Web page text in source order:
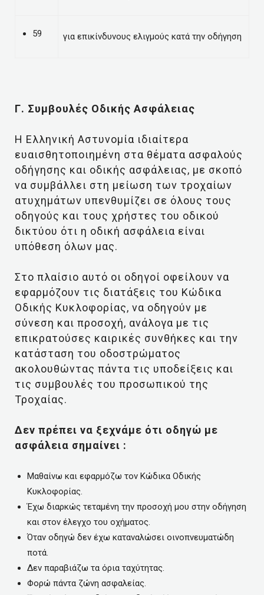
59 για επικίνδυνους ελιγμούς κατά την οδήγηση
Γ. Συμβουλές Οδικής Ασφάλειας
Η Ελληνική Αστυνομία ιδιαίτερα
ευαισθητοποιημένη στα θέματα ασφαλούς
οδήγησης και οδικής ασφάλειας, με σκοπό
να συμβάλλει στη μείωση των τροχαίων
ατυχημάτων υπενθυμίζει σε όλους τους
οδηγούς και τους χρήστες του οδικού
δικτύου ότι η οδική ασφάλεια είναι
υπόθεση όλων μας.
Στο πλαίσιο αυτό οι οδηγοί οφείλουν να
εφαρμόζουν τις διατάξεις του Κώδικα
Οδικής Κυκλοφορίας, να οδηγούν με
σύνεση και προσοχή, ανάλογα με τις
επικρατούσες καιρικές συνθήκες και την
κατάσταση του οδοστρώματος
ακολουθώντας πάντα τις υποδείξεις και
τις συμβουλές του προσωπικού της
Τροχαίας.
Δεν πρέπει να ξεχνάμε ότι οδηγώ με
ασφάλεια σημαίνει :
Μαθαίνω και εφαρμόζω τον Κώδικα Οδικής
Κυκλοφορίας.
Έχω διαρκώς τεταμένη την προσοχή μου στην οδήγηση
και στον έλεγχο του οχήματος.
Όταν οδηγώ δεν έχω καταναλώσει οινοπνευματώδη
ποτά.
Δεν παραβιάζω τα όρια ταχύτητας.
Φορώ πάντα ζώνη ασφαλείας.